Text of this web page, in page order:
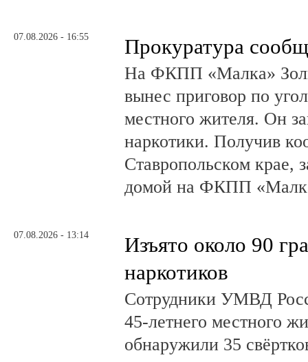
07.08.2026 - 16:55 Прокуратура
На ФКПП «Малка»
вынес приговор по
местного жителя. Он
наркотики. Получив
Ставропольском крае,
домой на ФКПП
07.08.2026 - 13:14
Изъято около 90
наркотиков
Сотрудники УМВД
45-летнего местного
обнаружили 35